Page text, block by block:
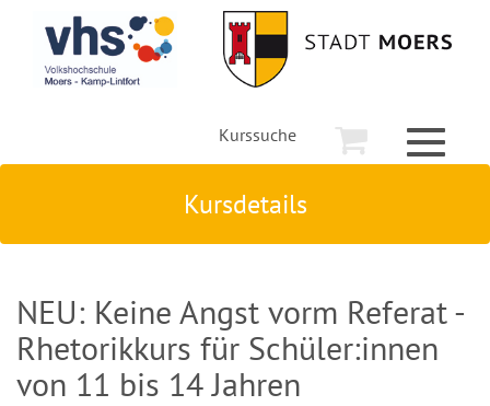
Kurssuche
Toggle
Kursdetails
NEU: Keine Angst vorm Referat -
Rhetorikkurs für Schüler:innen
von 11 bis 14 Jahren